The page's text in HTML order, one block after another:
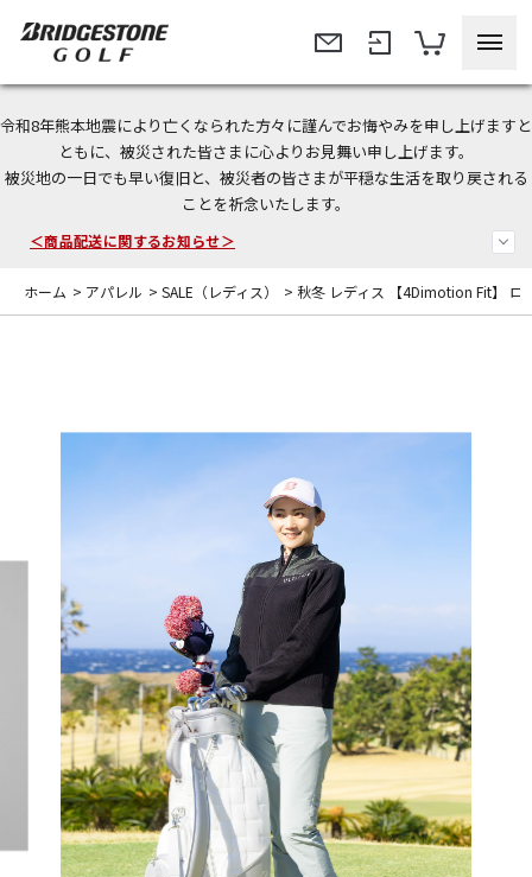
令和8年熊本地震により亡くなられた方々に謹んでお悔やみを申し上げますと
ともに、被災された皆さまに心よりお見舞い申し上げます。
被災地の一日でも早い復旧と、被災者の皆さまが平穏な生活を取り戻される
ことを祈念いたします。
＜夏季休暇中のご注文・発送・お問い合わせ＞
今なら新規会員登録で1,000円OFFクーポンプレゼント！
＜商品配送に関するお知らせ＞
ホーム > アパレル > SALE（レディス） > 秋冬 レディス 【4Dimotion Fit】 ロ